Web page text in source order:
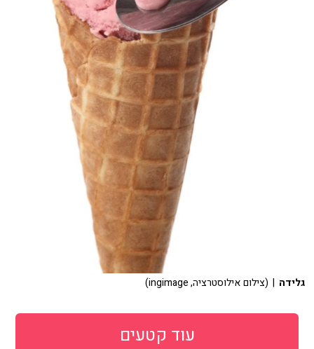
גלידה | (צילום אילוסטרציה, ingimage)
עוד קטעים